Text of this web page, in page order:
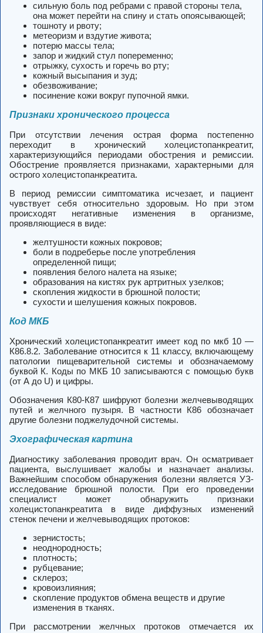
сильную боль под ребрами с правой стороны тела,
она может перейти на спину и стать опоясывающей;
тошноту и рвоту;
метеоризм и вздутие живота;
потерю массы тела;
запор и жидкий стул попеременно;
отрыжку, сухость и горечь во рту;
кожный высыпания и зуд;
обезвоживание;
посинение кожи вокруг пупочной ямки.
Признаки хронического процесса
При отсутствии лечения острая форма постепенно
переходит в хронический холецистопанкреатит,
характеризующийся периодами обострения и ремиссии.
Обострение проявляется признаками, характерными для
острого холецистопанкреатита.
В период ремиссии симптоматика исчезает, и пациент
чувствует себя относительно здоровым. Но при этом
происходят негативные изменения в организме,
проявляющиеся в виде:
желтушности кожных покровов;
боли в подреберье после употребления
определенной пищи;
появления белого налета на языке;
образования на кистях рук артритных узелков;
скопления жидкости в брюшной полости;
сухости и шелушения кожных покровов.
Код МКБ
Хронический холецистопанкреатит имеет код по мкб 10 —
К86.8.2. Заболевание относится к 11 классу, включающему
патологии пищеварительной системы и обозначаемому
буквой К. Коды по МКБ 10 записываются с помощью букв
(от А до U) и цифры.
Обозначения К80-К87 шифруют болезни желчевыводящих
путей и желчного пузыря. В частности К86 обозначает
другие болезни поджелудочной системы.
Эхографическая картина
Диагностику заболевания проводит врач. Он осматривает
пациента, выслушивает жалобы и назначает анализы.
Важнейшим способом обнаружения болезни является УЗ-
исследование брюшной полости. При его проведении
специалист может обнаружить признаки
холецистопанкреатита в виде диффузных изменений
стенок печени и желчевыводящих протоков:
зернистость;
неоднородность;
плотность;
рубцевание;
склероз;
кровоизлияния;
скопление продуктов обмена веществ и другие
изменения в тканях.
При рассмотрении желчных протоков отмечается их